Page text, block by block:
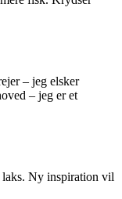
– jeg elsker
– jeg er et
laks. Ny inspiration vil